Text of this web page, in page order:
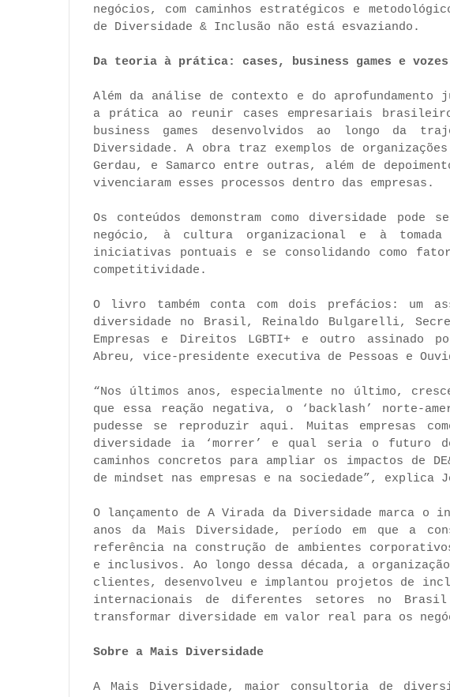
negócios, com caminhos estratégicos e
de Diversidade & Inclusão não está esvaziando.
Da teoria à prática: cases, business games e vozes
Além da análise de contexto e do
a prática ao reunir cases empresariais
business games desenvolvidos ao longo da
Diversidade. A obra traz exemplos de
Gerdau, e Samarco entre outras, além de
vivenciaram esses processos dentro das empresas.
Os conteúdos demonstram como diversidade
negócio, à cultura organizacional e à
iniciativas pontuais e se consolidando como
competitividade.
O livro também conta com dois prefácios: um
diversidade no Brasil, Reinaldo Bulgarelli,
Empresas e Direitos LGBTI+ e outro assinado
Abreu, vice-presidente executiva de Pessoas e
“Nos últimos anos, especialmente no último,
que essa reação negativa, o ‘backlash’ norte-
pudesse se reproduzir aqui. Muitas empresas
diversidade ia ‘morrer’ e qual seria o futuro
caminhos concretos para ampliar os impactos de
de mindset nas empresas e na sociedade”, explica
O lançamento de A Virada da Diversidade marca o
anos da Mais Diversidade, período em que a
referência na construção de ambientes
e inclusivos. Ao longo dessa década, a organização
clientes, desenvolveu e implantou ⁠projetos de
internacionais de diferentes setores no
transformar diversidade em valor real para os
Sobre a Mais Diversidade
A Mais Diversidade, maior consultoria de